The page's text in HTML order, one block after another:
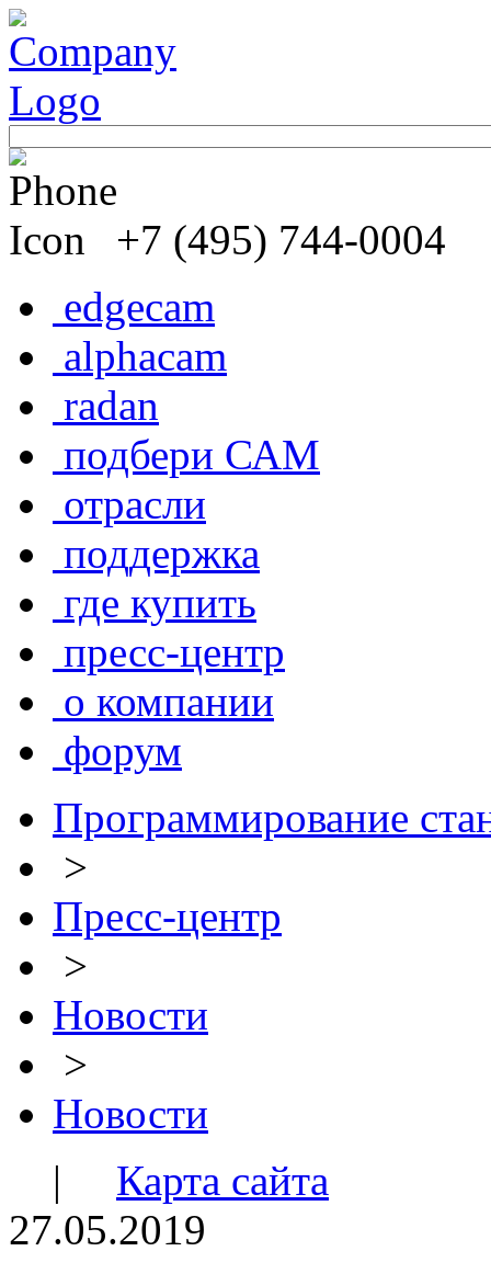
+7 (495) 744-0004
edgecam
alphacam
radan
подбери САМ
отрасли
поддержка
где купить
пресс-центр
о компании
форум
Программирование
>
Пресс-центр
>
Новости
>
Новости
| Карта сайта
27.05.2019